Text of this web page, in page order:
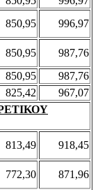
850,95
996,97
850,95
987,76
850,95
987,76
825,42
967,07
813,49
918,45
772,30
871,96